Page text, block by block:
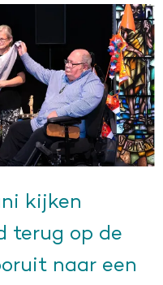
kijken
terug op de
naar een